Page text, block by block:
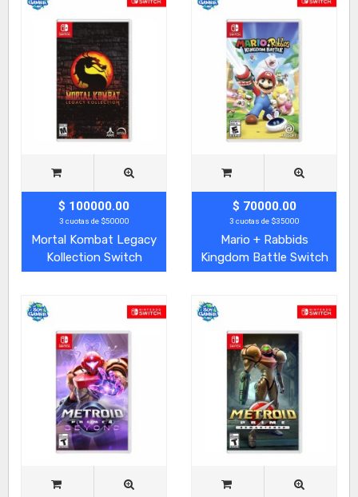
$ 100000.00
3 cuotas de $50000
Mortal Kombat Legacy
Kollection Switch
$ 70000.00
3 cuotas de $35000
Mario + Rabbids
Kingdom Battle Switch